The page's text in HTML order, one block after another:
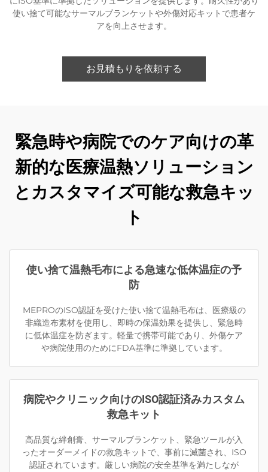
使い捨て可能なサーマルブランケットや外傷対応キットで患者ケ
アを向上させます。
お見積もりを依頼する
緊急時や病院でのケア向けの革
新的な医療温熱ソリューション
とカスタマイズ可能な救急キッ
ト
使い捨て温熱毛布による急速な低体温症の予
防
MEPROのISO認証を受けた使い捨て温熱毛布は、医療級の
非織造布素材を使用し、即時の保温効果を提供し、緊急時
に低体温症を防ぎます。軽量で携帯可能であり、外傷ケア
や病院使用のためにFDA基準に準拠しています。
病院やクリニック向けのISO認証済みカスタム
救急キット
高品質な絆創膏、サーマルブランケット、緊急ツールが入
ったオーダーメイドの救急キットで、事前に滅菌され、ISO
認証されています。厳しい病院の安全基準を満たしなが